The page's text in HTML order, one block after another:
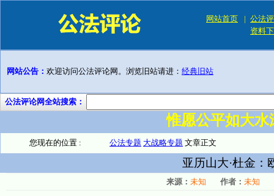
网站首页 | 公法
资料
网站公告： 欢迎访问公法评论网。浏览旧站请进： 经典旧站
公法评论网全站搜索：
惟愿公平如大
您现在的位置 : 公法专题 大战略专题 文章正文
亚历山大·杜金：
来源： 未知 作者： 未知